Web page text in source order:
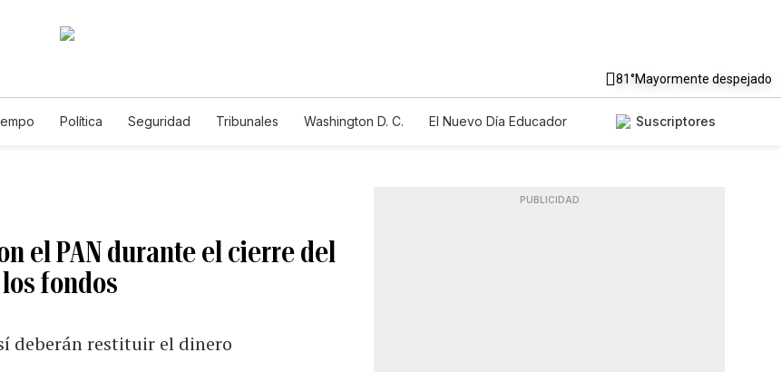
81°Mayormente despejado
Política Seguridad Tribunales Washington D. C.
El Nuevo Día Educador
Suscriptores
el PAN durante el cierre del
fondos
deberán restituir el dinero
PUBLICIDAD